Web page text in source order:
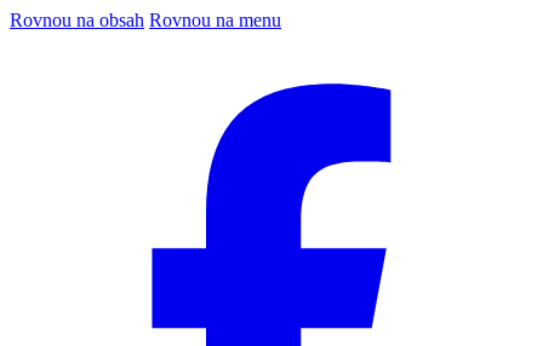
Rovnou na obsah Rovnou na menu